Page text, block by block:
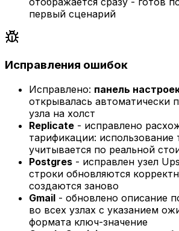
первый сценарий
Исправления ошибок
Исправлено: панель
открывалась автоматически
узла на холст
Replicate - исправлено
тарификации: использование
учитывается по реальной
Postgres - исправлен узел
строки обновляются
создаются заново
Gmail - обновлено описание
во всех узлах с указанием
формата ключ-значение